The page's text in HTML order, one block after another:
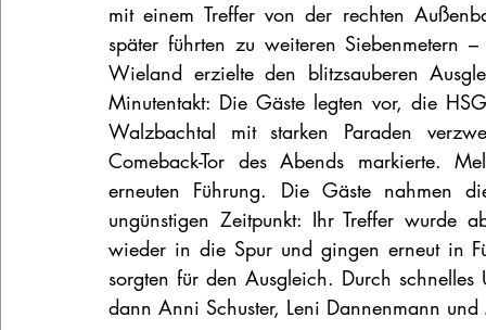
mit einem Treffer von der rechten
später führten zu weiteren
Wieland erzielte den blitzsauberen
Minutentakt: Die Gäste legten vor, die
Walzbachtal mit starken Paraden
Comeback-Tor des Abends markierte.
erneuten Führung. Die Gäste nahmen
ungünstigen Zeitpunkt: Ihr Treffer wurde
wieder in die Spur und gingen erneut in
sorgten für den Ausgleich. Durch schnelles
dann Anni Schuster, Leni Dannenmann